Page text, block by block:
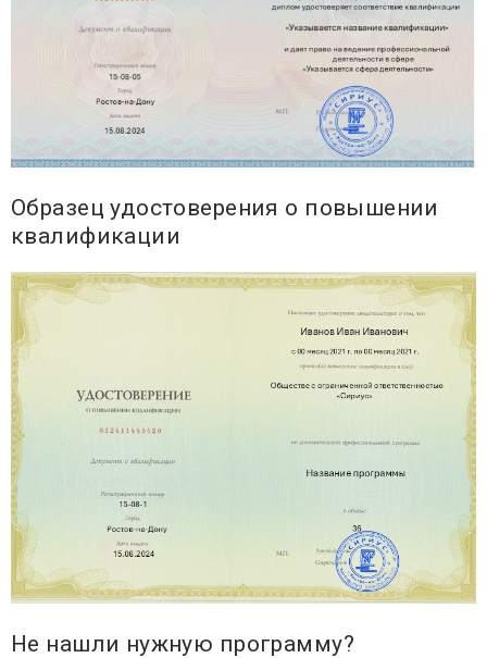
Образец удостоверения о повышении
квалификации
Не нашли нужную программу?